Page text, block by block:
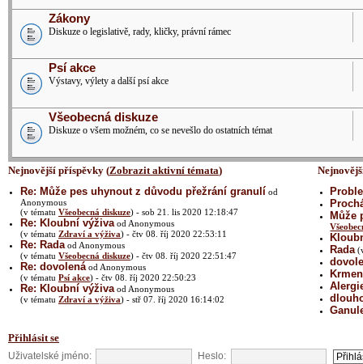
Zákony
Diskuze o legislativě, rady, kličky, právní rámec
Psí akce
Výstavy, výlety a další psí akce
Všeobecná diskuze
Diskuze o všem možném, co se nevešlo do ostatních témat
Nejnovější příspěvky (Zobrazit aktivní témata)
Re: Může pes uhynout z důvodu přežrání granulí od
Anonymous
(v tématu Všeobecná diskuze) - sob 21. lis 2020 12:18:47
Re: Kloubní výživa od Anonymous
(v tématu Zdraví a výživa) - čtv 08. říj 2020 22:53:11
Re: Rada od Anonymous
(v tématu Všeobecná diskuze) - čtv 08. říj 2020 22:51:47
Re: dovolená od Anonymous
(v tématu Psí akce) - čtv 08. říj 2020 22:50:23
Re: Kloubní výživa od Anonymous
(v tématu Zdraví a výživa) - stř 07. říj 2020 16:14:02
Může
Rada
Přihlásit se
Uživatelské jméno:
Heslo: